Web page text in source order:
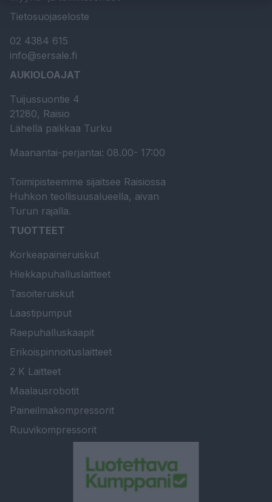
Tietosuojaseloste
02 4384 615
info@sersale.fi
AUKIOLOAJAT
Tuijussuontie 4
21280, Raisio
Lähellä paikkaa Turku
Maanantai-perjantai: 08.00- 17:00
Toimipisteemme sijaitsee Raisiossa
Huhkon teollisuusalueella, aivan
Turun rajalla.
TUOTTEET
Korkeapaineruiskut
Hiekkapuhalluslaitteet
Tasoiteruiskut
Laastipumput
Raepuhalluskaapit
Erikoispinnoituslaitteet
2 K Laitteet
Maalausrobotit
Paineilmakompressorit
Ruuvikompressorit